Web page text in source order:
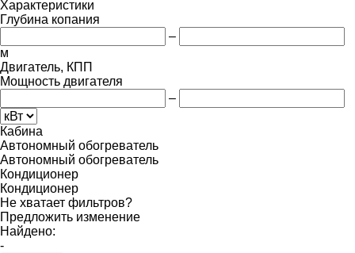
Характеристики
Глубина копания
–
м
Двигатель, КПП
Мощность двигателя
–
Кабина
Автономный обогреватель
Автономный обогреватель
Кондиционер
Кондиционер
Не хватает фильтров?
Предложить изменение
Найдено:
-